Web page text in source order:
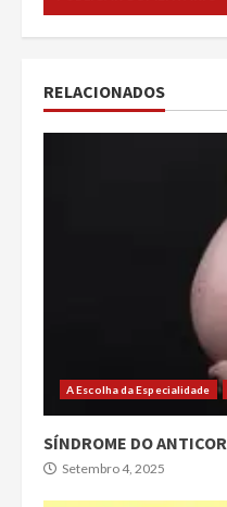
RELACIONADOS
A Escolha da Especialidade
SÍNDROME DO
Setembro 4, 2025